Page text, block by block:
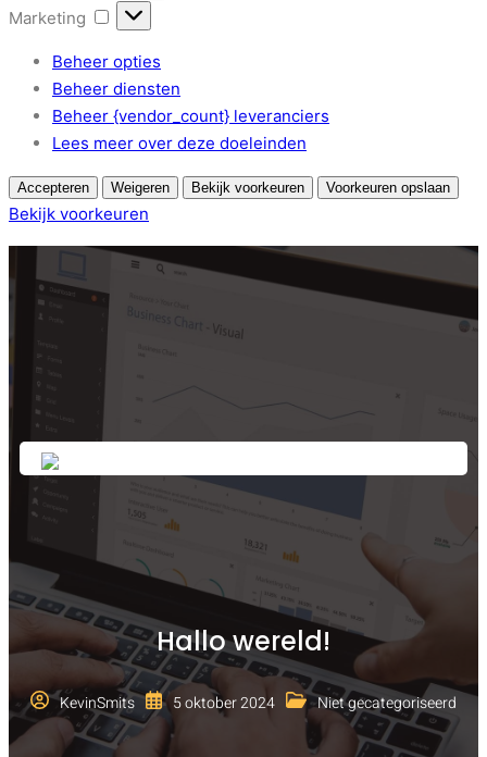
Marketing
Marketing
Beheer opties
Beheer diensten
Beheer {vendor_count} leveranciers
Lees meer over deze doeleinden
Accepteren Weigeren Bekijk voorkeuren Voorkeuren opslaan
Bekijk voorkeuren
Cookiebeleid
Hallo wereld!
KevinSmits 5 oktober 2024 Niet gecategoriseerd